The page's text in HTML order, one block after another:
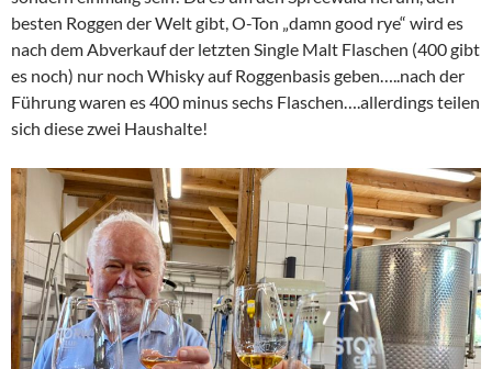
besten Roggen der Welt gibt, O-Ton „damn good rye“ wird es
nach dem Abverkauf der letzten Single Malt Flaschen (400 gibt
es noch) nur noch Whisky auf Roggenbasis geben…..nach der
Führung waren es 400 minus sechs Flaschen….allerdings teilen
sich diese zwei Haushalte!